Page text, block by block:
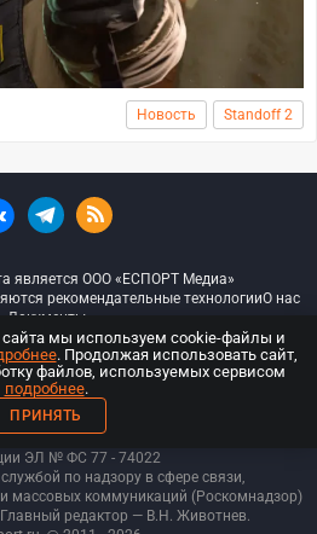
Новость Standoff 2
является ООО «ЕСПОРТ Медиа»
рекомендательные технологииО нас
Документы
— Все права защищены
18+
о регистрации средств массовой
ЭЛ № ФС 77 - 74022
по надзору в сфере связи,
массовых коммуникаций (Роскомнадзор)
редактор — В.Н. Животнев.
мы используем cookie-файлы и
. Продолжая использовать сайт,
файлов, используемых сервисом
подробнее.
ПРИНЯТЬ